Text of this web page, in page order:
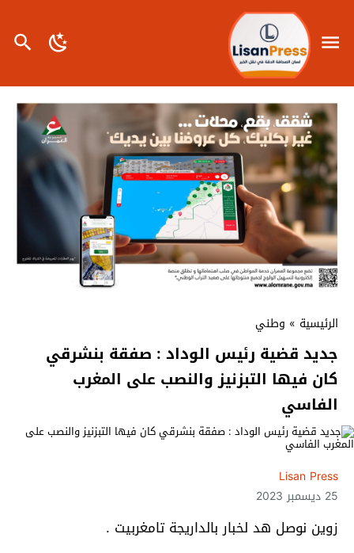
الرئيسية » وطني
جديد قضية رئيس الوداد : صفقة بنشرقي
كان فيها التبزنيز والنصب على المغرب
الفاسي
Lisan Press
25 ديسمبر 2023
زوين نوصل هد لخبار بالداريجة تامغربيت .